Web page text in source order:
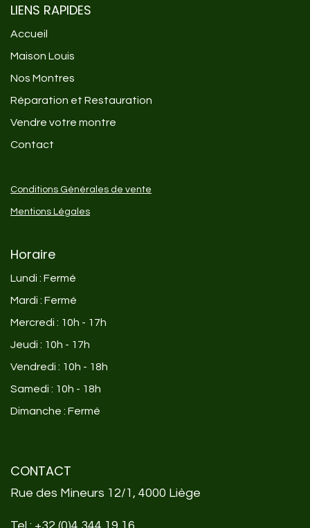
LIENS RAPIDES
Accueil
Maison Louis
Nos Montres
Réparation et Restauration
Vendre votre montre
Contact
Conditions Générales de vente
Mentions Légales
Horaire
Lundi : Fermé
Mardi : Fermé
Mercredi : 10h - 17h
Jeudi : 10h - 17h
Vendredi : 10h - 18h
Samedi : 10h - 18h
Dimanche : Fermé
CONTACT
Rue des Mineurs 12/1, 4000 Liège